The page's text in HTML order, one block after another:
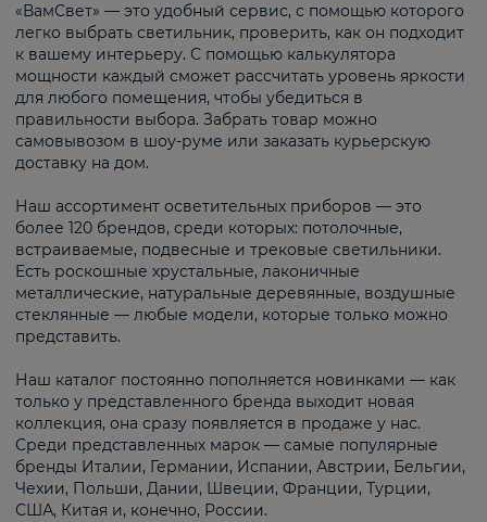
«ВамСвет» — это удобный сервис, с помощью которого
легко выбрать светильник, проверить, как он подходит
к вашему интерьеру. С помощью калькулятора
мощности каждый сможет рассчитать уровень яркости
для любого помещения, чтобы убедиться в
правильности выбора. Забрать товар можно
самовывозом в шоу-руме или заказать курьерскую
доставку на дом.
Наш ассортимент осветительных приборов — это
более 120 брендов, среди которых: потолочные,
встраиваемые, подвесные и трековые светильники.
Есть роскошные хрустальные, лаконичные
металлические, натуральные деревянные, воздушные
стеклянные — любые модели, которые только можно
представить.
Наш каталог постоянно пополняется новинками — как
только у представленного бренда выходит новая
коллекция, она сразу появляется в продаже у нас.
Среди представленных марок — самые популярные
бренды Италии, Германии, Испании, Австрии, Бельгии,
Чехии, Польши, Дании, Швеции, Франции, Турции,
США, Китая и, конечно, России.